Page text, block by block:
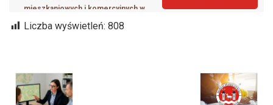
mieszkaniowych i komercyjnych w
Polsce w I kwartale 2025 r.
Liczba wyświetleń: 808